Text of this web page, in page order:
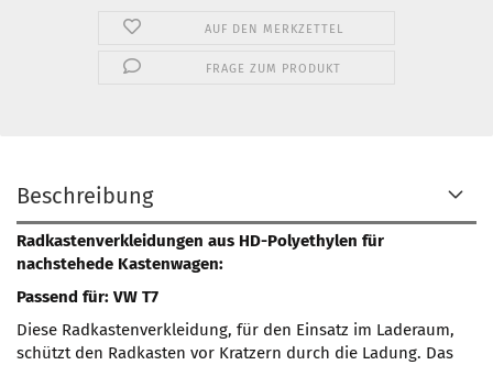
AUF DEN MERKZETTEL
FRAGE ZUM PRODUKT
Beschreibung
Radkastenverkleidungen aus HD-Polyethylen für
nachstehede Kastenwagen:
Passend für: VW T7
Diese Radkastenverkleidung, für den Einsatz im Laderaum,
schützt den Radkasten vor Kratzern durch die Ladung. Das